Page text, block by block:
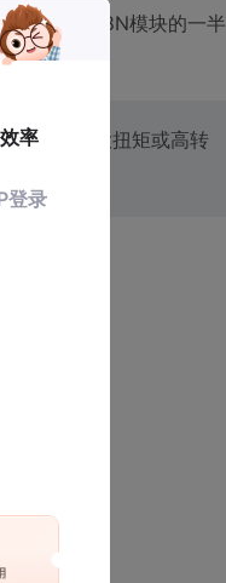
常只有L298N模块的一半
此，驱动大扭矩或高转